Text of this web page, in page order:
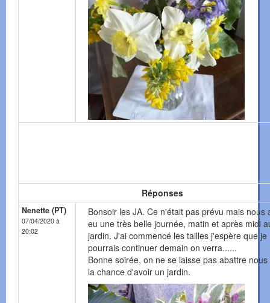
Réponses
Nenette (PT)
07/04/2020 à
20:02
Bonsoir les JA. Ce n'était pas prévu mais nous
eu une très belle journée, matin et après midi
jardin. J'ai commencé les tailles j'espère que je
pourrais continuer demain on verra......
Bonne soirée, on ne se laisse pas abattre
la chance d'avoir un jardin.